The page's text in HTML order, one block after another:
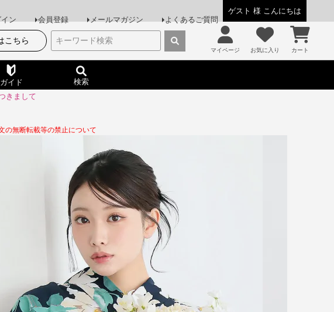
ゲスト 様 こんにちは
ン
会員登録 メールマガジン よくあるご質問
こちら
マイページ お気に入り カート
ガイド 検索
きまして
の無断転載等の禁止について